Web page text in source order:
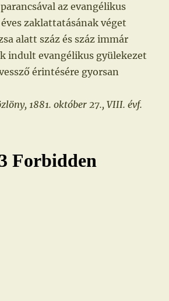
az evangélikus
zaklattatásának véget
alatt száz és száz immár
indult evangélikus gyülekezet
érintésére gyorsan
1881. október 27., VIII. évf.